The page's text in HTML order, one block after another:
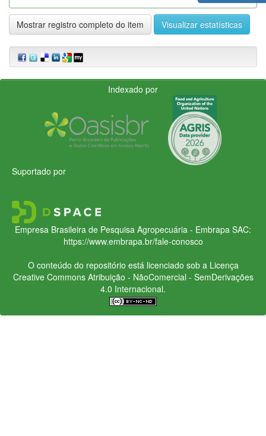
Mostrar registro completo do item Visualizar estatísticas
Indexado por
Suportado por
Empresa Brasileira de Pesquisa Agropecuária - Embrapa SAC:
https://www.embrapa.br/fale-conosco
O conteúdo do repositório está licenciado sob a Licença
Creative CommonsAtribuição - NãoComercial - SemDerivações
4.0 Internacional.